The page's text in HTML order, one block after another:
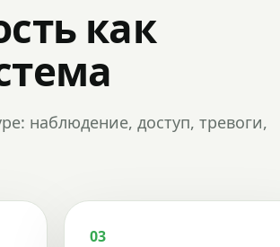
как
наблюдение, доступ, тревоги,
03